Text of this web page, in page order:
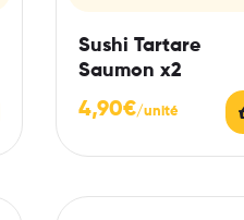
Sushi Tartare
Saumon x2
4,90€